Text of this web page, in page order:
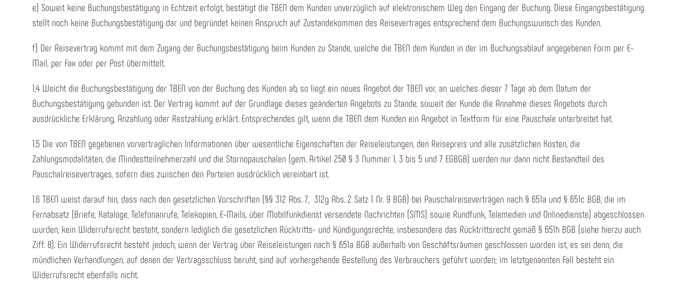
e) Soweit keine Buchungsbestätigung in Echtzeit erfolgt, bestätigt die TBEN dem Kunden unverzüglich auf elektronischem Weg den Eingang der Buchung. Diese Eingangsbestätigung
stellt noch keine Buchungsbestätigung dar und begründet keinen Anspruch auf Zustandekommen des Reisevertrages entsprechend dem Buchungswunsch des Kunden.
f) Der Reisevertrag kommt mit dem Zugang der Buchungsbestätigung beim Kunden zu Stande, welche die TBEN dem Kunden in der im Buchungsablauf angegebenen Form per E-
Mail, per Fax oder per Post übermittelt.
1.4 Weicht die Buchungsbestätigung der TBEN von der Buchung des Kunden ab, so liegt ein neues Angebot der TBEN vor, an welches dieser 7 Tage ab dem Datum der
Buchungsbestätigung gebunden ist. Der Vertrag kommt auf der Grundlage dieses geänderten Angebots zu Stande, soweit der Kunde die Annahme dieses Angebots durch
ausdrückliche Erklärung, Anzahlung oder Restzahlung erklärt. Entsprechendes gilt, wenn die TBEN dem Kunden ein Angebot in Textform für eine Pauschale unterbreitet hat.
1.5 Die von TBEN gegebenen vorvertraglichen Informationen über wesentliche Eigenschaften der Reiseleistungen, den Reisepreis und alle zusätzlichen Kosten, die
Zahlungsmodalitäten, die Mindestteilnehmerzahl und die Stornopauschalen (gem. Artikel 250 § 3 Nummer 1, 3 bis 5 und 7 EGBGB) werden nur dann nicht Bestandteil des
Pauschalreisevertrages, sofern dies zwischen den Parteien ausdrücklich vereinbart ist.
1.6 TBEN weist darauf hin, dass nach den gesetzlichen Vorschriften (§§ 312 Abs. 7, 312g Abs. 2 Satz 1 Nr. 9 BGB) bei Pauschalreiseverträgen nach § 651a und § 651c BGB, die im
Fernabsatz (Briefe, Kataloge, Telefonanrufe, Telekopien, E-Mails, über Mobilfunkdienst versendete Nachrichten (SMS) sowie Rundfunk, Telemedien und Onlinedienste) abgeschlossen
wurden, kein Widerrufsrecht besteht, sondern lediglich die gesetzlichen Rücktritts- und Kündigungsrechte, insbesondere das Rücktrittsrecht gemäß § 651h BGB (siehe hierzu auch
Ziff. 8). Ein Widerrufsrecht besteht jedoch, wenn der Vertrag über Reiseleistungen nach § 651a BGB außerhalb von Geschäftsräumen geschlossen worden ist, es sei denn, die
mündlichen Verhandlungen, auf denen der Vertragsschluss beruht, sind auf vorhergehende Bestellung des Verbrauchers geführt worden; im letztgenannten Fall besteht ein
Widerrufsrecht ebenfalls nicht.